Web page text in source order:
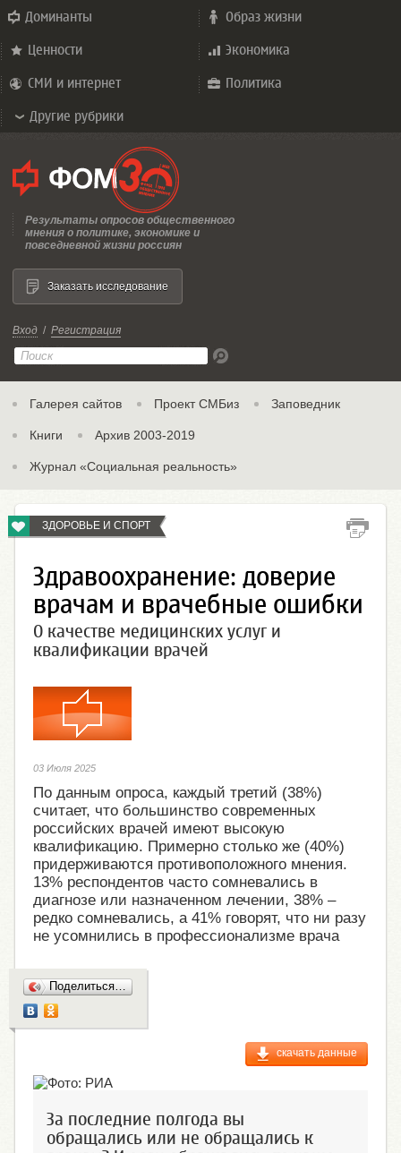
Доминанты Образ жизни
Ценности Экономика
СМИ и интернет Политика
Другие рубрики
Результаты опросов общественного
мнения о политике, экономике и
повседневной жизни россиян
Вход / Регистрация
Галерея сайтов Проект СМБиз Заповедник
Книги Архив 2003-2019
Журнал «Социальная реальность»
Заказать исследование
ЗДОРОВЬЕ И СПОРТ
Здравоохранение: доверие
врачам и врачебные ошибки
О качестве медицинских услуг и
квалификации врачей
03 Июля 2025
По данным опроса, каждый третий (38%)
считает, что большинство современных
российских врачей имеют высокую
квалификацию. Примерно столько же (40%)
придерживаются противоположного мнения.
13% респондентов часто сомневались в
диагнозе или назначенном лечении, 38% –
редко сомневались, а 41% говорят, что ни разу
не усомнились в профессионализме врача
скачать данные
За последние полгода вы
обращались или не обращались к
Поделиться…